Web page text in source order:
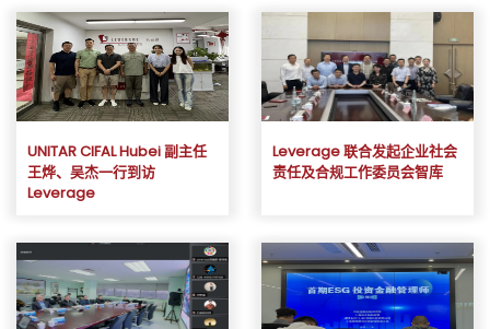
UNITAR CIFAL Hubei 副主任
王烨、吴杰一行到访
Leverage
Leverage 联合发起企业社会
责任及合规工作委员会智库